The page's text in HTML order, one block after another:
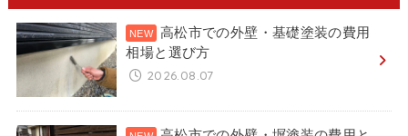
高松市での外壁・基礎塗装の費用
相場と選び方
2026.08.07